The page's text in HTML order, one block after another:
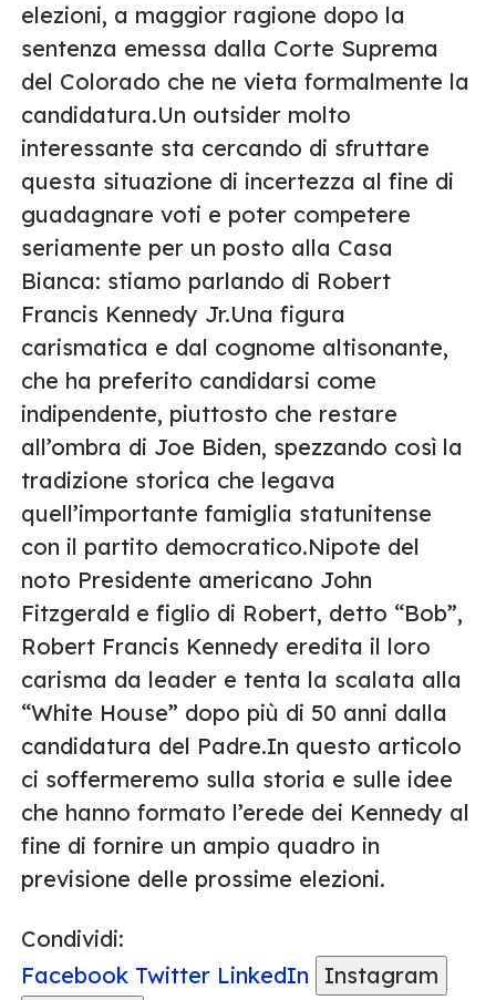
elezioni, a maggior ragione dopo la
sentenza emessa dalla Corte Suprema
del Colorado che ne vieta formalmente la
candidatura.Un outsider molto
interessante sta cercando di sfruttare
questa situazione di incertezza al fine di
guadagnare voti e poter competere
seriamente per un posto alla Casa
Bianca: stiamo parlando di Robert
Francis Kennedy Jr.Una figura
carismatica e dal cognome altisonante,
che ha preferito candidarsi come
indipendente, piuttosto che restare
all’ombra di Joe Biden, spezzando così la
tradizione storica che legava
quell’importante famiglia statunitense
con il partito democratico.Nipote del
noto Presidente americano John
Fitzgerald e figlio di Robert, detto “Bob”,
Robert Francis Kennedy eredita il loro
carisma da leader e tenta la scalata alla
“White House” dopo più di 50 anni dalla
candidatura del Padre.In questo articolo
ci soffermeremo sulla storia e sulle idee
che hanno formato l’erede dei Kennedy al
fine di fornire un ampio quadro in
previsione delle prossime elezioni.
Condividi:
Facebook Twitter LinkedIn
Instagram